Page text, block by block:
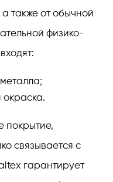
также от обычной
физико-
покрытие,
связывается с
гарантирует